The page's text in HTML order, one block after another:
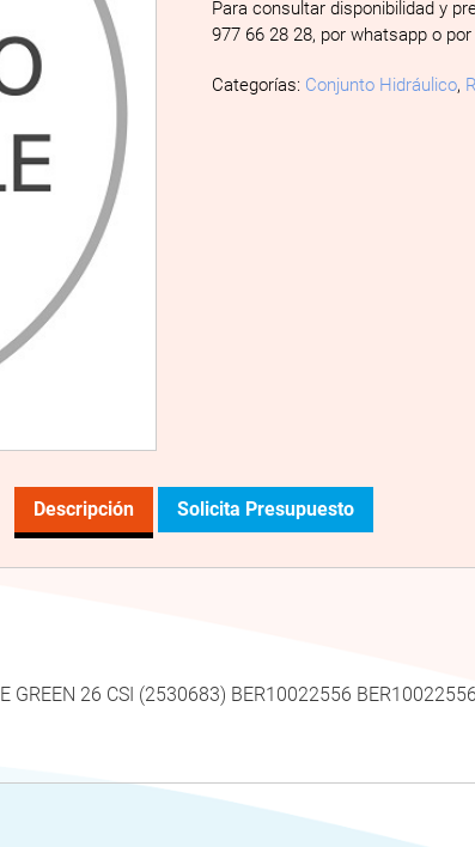
Para consultar disponibilidad y
977 66 28 28, por whatsapp o
Categorías: Conjunto Hidráulico,
Descripción Solicita Presupuesto
26 CSI (2530683) BER10022556